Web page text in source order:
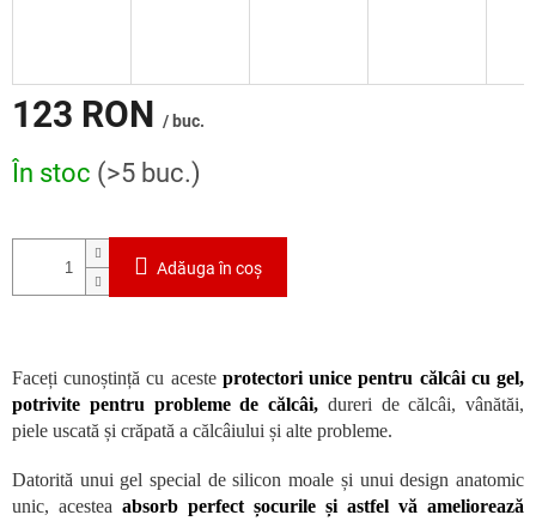
123 RON / buc.
Evaluare
preţ:
În stoc (>5 buc.)
Adăuga în coş
Faceți cunoștință cu aceste protectori unice pentru călcâi cu gel,
potrivite pentru probleme de călcâi, dureri de călcâi, vânătăi,
piele uscată și crăpată a călcâiului și alte probleme.
Datorită unui gel special de silicon moale și unui design anatomic
unic, acestea absorb perfect șocurile și astfel vă ameliorează